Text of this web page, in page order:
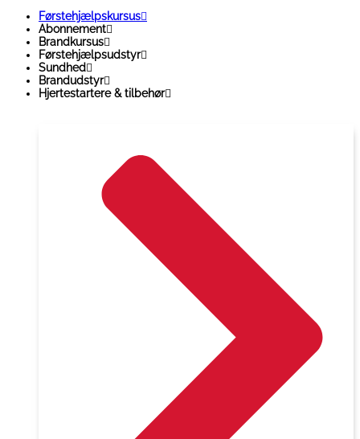
Førstehjælpskursus
Abonnement
Brandkursus
Førstehjælpsudstyr
Sundhed
Brandudstyr
Hjertestartere & tilbehør